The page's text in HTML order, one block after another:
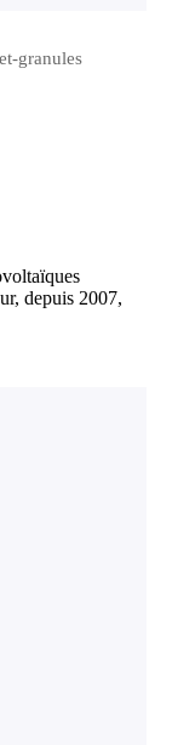
granules
depuis 2007,